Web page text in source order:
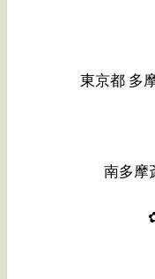
東京都 多
南多摩